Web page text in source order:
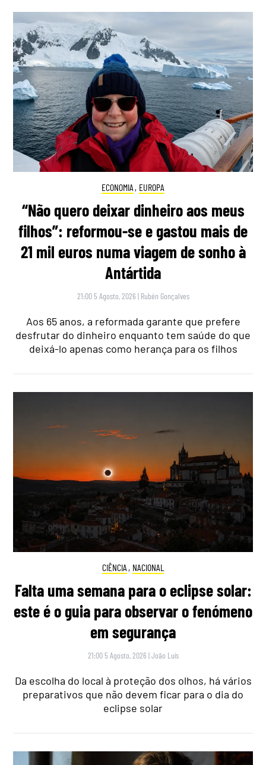
ECONOMIA , EUROPA
“Não quero deixar dinheiro aos meus
filhos”: reformou-se e gastou mais de
21 mil euros numa viagem de sonho à
Antártida
21:00 5 Agosto, 2026 | Rubén Gonçalves
Aos 65 anos, a reformada garante que prefere
desfrutar do dinheiro enquanto tem saúde do que
deixá-lo apenas como herança para os filhos
CIÊNCIA , NACIONAL
Falta uma semana para o eclipse solar:
este é o guia para observar o fenómeno
em segurança
21:00 5 Agosto, 2026 |João Luís
Da escolha do local à proteção dos olhos, há vários
preparativos que não devem ficar para o dia do
eclipse solar